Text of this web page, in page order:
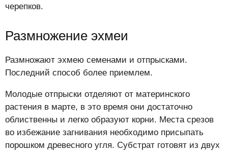
черепков.
Размножение эхмеи
Размножают эхмею семенами и отпрысками.
Последний способ более приемлем.
Молодые отпрыски отделяют от материнского
растения в марте, в это время они достаточно
облиственны и легко образуют корни. Места срезов
во избежание загнивания необходимо присыпать
порошком древесного угля. Субстрат готовят из двух